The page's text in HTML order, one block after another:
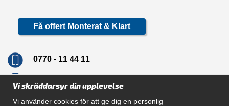
Få offert Monterat & Klart
0770 - 11 44 11
Vi skräddarsyr din upplevelse
Vi använder cookies för att ge dig en personlig